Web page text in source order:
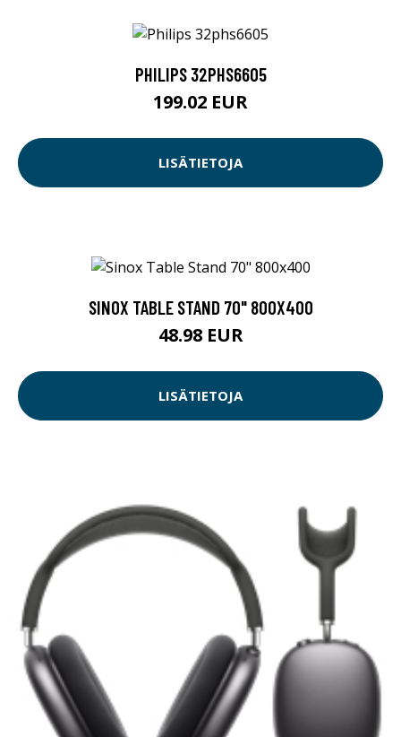
PHILIPS 32PHS6605
199.02 EUR
LISÄTIETOJA
SINOX TABLE STAND 70" 800X400
48.98 EUR
LISÄTIETOJA